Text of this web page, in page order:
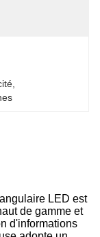
LED est
de gamme et
d'informations